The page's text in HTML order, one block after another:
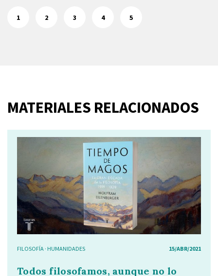
1 2 3 4 5
MATERIALES RELACIONADOS
FILOSOFÍA · HUMANIDADES 15/ABR/2021
Todos filosofamos, aunque no lo